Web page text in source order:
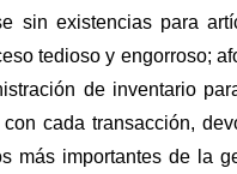
sin existencias para
tedioso y engorroso;
de inventario
cada transacción,
más importantes de la